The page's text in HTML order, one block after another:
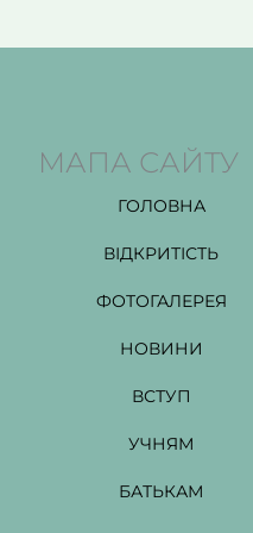
МАПА САЙТУ
ГОЛОВНА
ВІДКРИТІСТЬ
ФОТОГАЛЕРЕЯ
НОВИНИ
ВСТУП
УЧНЯМ
БАТЬКАМ